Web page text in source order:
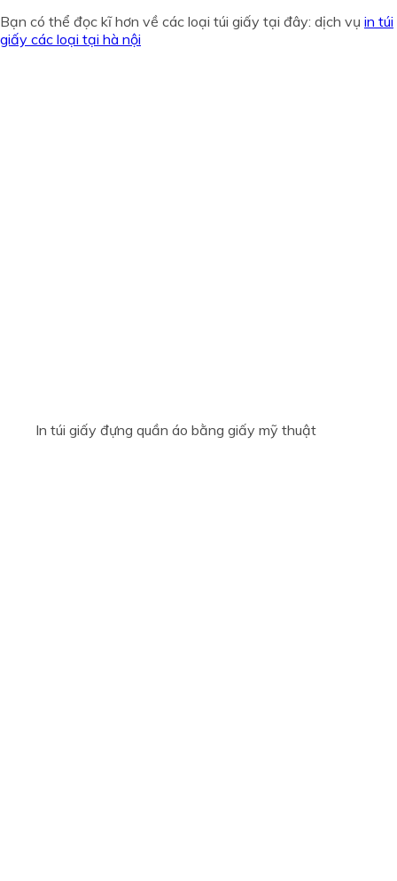
Bạn có thể đọc kĩ hơn về các loại túi giấy tại đây: dịch vụ in túi
giấy các loại tại hà nội
In túi giấy đựng quần áo bằng giấy mỹ thuật